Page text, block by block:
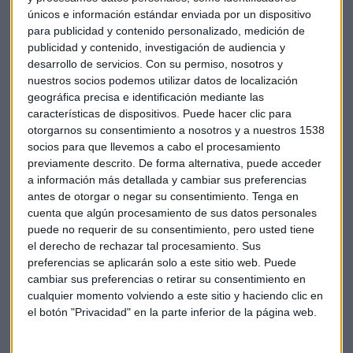
únicos e información estándar enviada por un dispositivo
para publicidad y contenido personalizado, medición de
publicidad y contenido, investigación de audiencia y
desarrollo de servicios. Con su permiso, nosotros y
nuestros socios podemos utilizar datos de localización
geográfica precisa e identificación mediante las
características de dispositivos. Puede hacer clic para
otorgarnos su consentimiento a nosotros y a nuestros 1538
socios para que llevemos a cabo el procesamiento
previamente descrito. De forma alternativa, puede acceder
a información más detallada y cambiar sus preferencias
antes de otorgar o negar su consentimiento. Tenga en
cuenta que algún procesamiento de sus datos personales
puede no requerir de su consentimiento, pero usted tiene
el derecho de rechazar tal procesamiento. Sus
preferencias se aplicarán solo a este sitio web. Puede
cambiar sus preferencias o retirar su consentimiento en
cualquier momento volviendo a este sitio y haciendo clic en
el botón "Privacidad" en la parte inferior de la página web.
Administración Central sumaron una deuda de 30.308
millones; las de las comunidades autónomas, 4.476 millones
y las de las corporaciones locales, 4.348 millones.
En todas las comunidades autónomas ha aumentado el
porcentaje sobre el PIB de la deuda respecto al mismo
periodo de 2016, excepto en Andalucía, Asturias y Baleares,
donde disminuyeron, y Canarias y Cataluña, donde se
mantuvieron igual.
La región que salió peor parada fue la Comunidad
Valenciana (41,5%), seguida por Castilla-La Mancha (36,5%),
Cataluña (35,2 %), Baleares (30,4%) y Murcia (28,8%). Por
contra, las autonomías menos endeudadas en porcentaje
del PIB fueron la Comunidad de Madrid (14,9%), País Vasco
(15,1%), Canarias (16%), Navarra y La Rioja (ambas con el
19,1%).